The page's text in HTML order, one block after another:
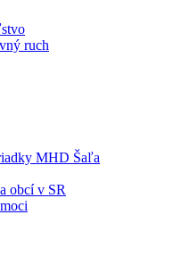
ruch
MHD Šaľa
obcí v SR